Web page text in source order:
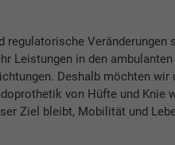
regulatorische Veränderungen
Leistungen in den
Deshalb möchten wir
von Hüfte und Knie
Ziel bleibt, Mobilität und